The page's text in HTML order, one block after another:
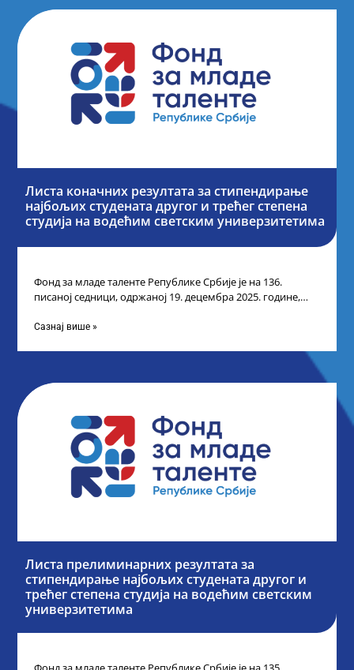
Листа коначних резултата за стипендирање
најбољих студената другог и трећег степена
студија на водећим светским универзитетима
Фонд за младе таленте Републике Србије је на 136.
писаној седници, одржаној 19. децембра 2025. године,
Сазнај више »
Листа прелиминарних резултата за
стипендирање најбољих студената другог и
трећег степена студија на водећим светским
универзитетима